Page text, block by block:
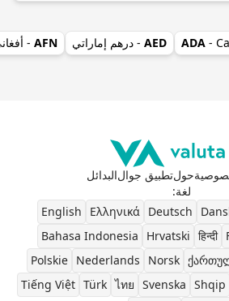
ADA -
AED - درهم إماراتي AFN
-
حولتطبيق جوالالبدائل
لغة:
Deutsch
Ελληνικά
English
हिन्दी
Hrvatski
Bahasa Indonesia
Norsk
Nederlands
Polskie
Shqip
Svenska
ไทย
Türk
Tiếng Việt